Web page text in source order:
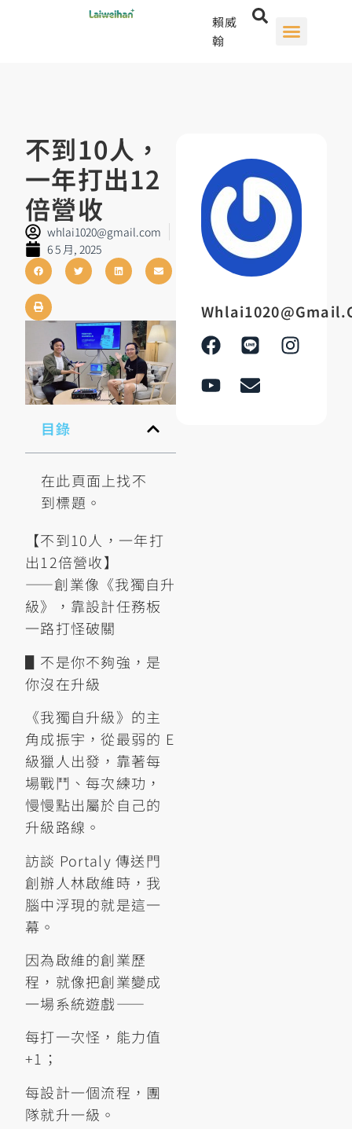
賴威
翰
不到10人，
一年打出12
倍營收
whlai1020@gmail.com
6 5 月, 2025
目錄
在此頁面上找不
到標題。
【不到10人，一年打
出12倍營收】
——創業像《我獨自升
級》，靠設計任務板
一路打怪破關
▋不是你不夠強，是
你沒在升級
《我獨自升級》的主
角成振宇，從最弱的 E
級獵人出發，靠著每
場戰鬥、每次練功，
慢慢點出屬於自己的
升級路線。
訪談 Portaly 傳送門
創辦人林啟維時，我
腦中浮現的就是這一
幕。
因為啟維的創業歷
程，就像把創業變成
一場系統遊戲——
每打一次怪，能力值
+1；
每設計一個流程，團
隊就升一級。